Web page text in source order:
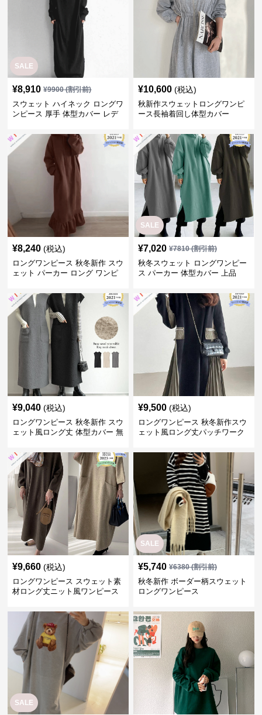
SALE
¥8,910 ¥9900(割引前)
スウェット ハイネック ロングワ
ンピース 厚手 体型カバー レデ
¥10,600 (税込)
秋新作スウェットロングワンピ
ース長袖着回し体型カバー
¥8,240 (税込)
ロングワンピース 秋冬新作 スウ
ェット パーカー ロング ワンピ
SALE
¥7,020 ¥7810(割引前)
秋冬スウェット ロングワンピー
ス パーカー 体型カバー 上品
¥9,040 (税込)
ロングワンピース 秋冬新作 スウ
ェット風ロング丈 体型カバー 無
¥9,500 (税込)
ロングワンピース 秋冬新作スウ
ェット風ロング丈パッチワーク
¥9,660 (税込)
ロングワンピース スウェット素
材ロング丈ニット風ワンピース
SALE
¥5,740 ¥6380(割引前)
秋冬新作 ボーダー柄スウェット
ロングワンピース
SALE